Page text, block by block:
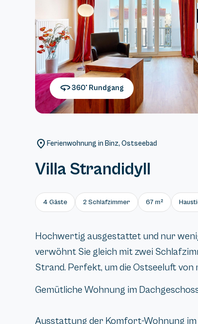
360° Rundgang
Ferienwohnung in Binz, Ostseebad
Villa Strandidyll
4 Gäste 2 Schlafzimmer 67 m²
Hochwertig ausgestattet und nur
verwöhnt Sie gleich mit zwei
Strand. Perfekt, um die Ostseeluft von
Gemütliche Wohnung im
Ausstattung der Komfort-Wohnung im